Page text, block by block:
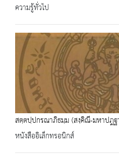
ความรู้ทั่วไป
สตฺตปฺปกรณาภิธมฺม (สงฺคิณี-มหาปฎ
หนังสืออิเล็กทรอนิกส์